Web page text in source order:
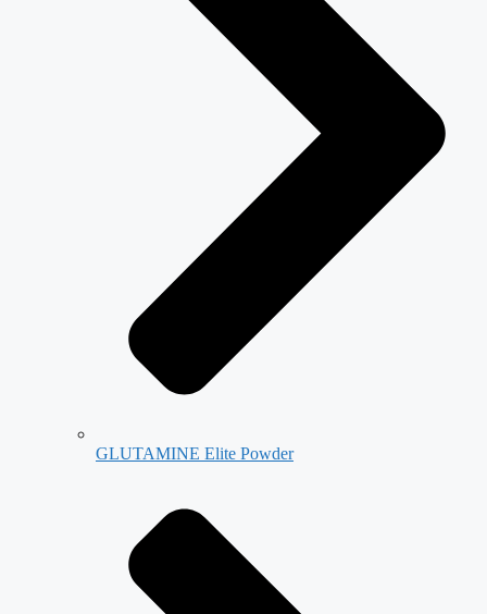
GLUTAMINE Elite Powder